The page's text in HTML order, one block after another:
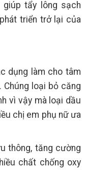
giúp tẩy lông sạch
triển trở lại của
dụng làm cho tâm
Chúng loại bỏ căng
vì vậy mà loại dầu
chị em phụ nữ ưa
thông, tăng cường
chất chống oxy